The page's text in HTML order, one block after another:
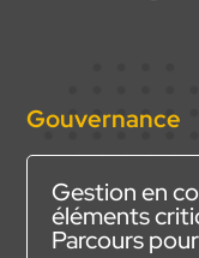
Gouvernance
Gestion en
éléments
Parcours